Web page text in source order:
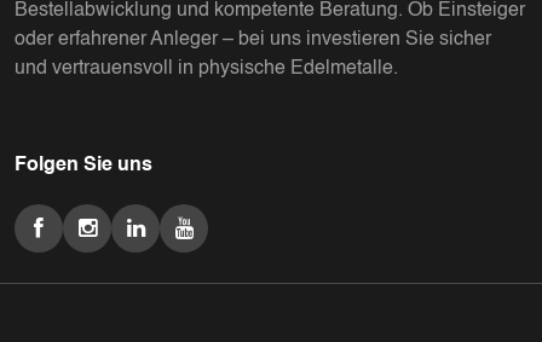
Bestellabwicklung und kompetente Beratung. Ob Einsteiger
oder erfahrener Anleger – bei uns investieren Sie sicher
und vertrauensvoll in physische Edelmetalle.
Folgen Sie uns